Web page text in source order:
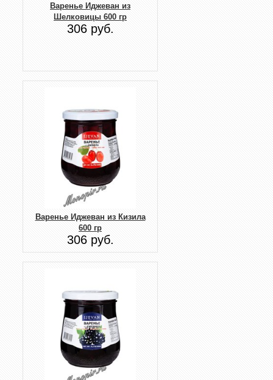
Варенье Иджеван из
Шелковицы 600 гр
306 руб.
Варенье Иджеван из Кизила
600 гр
306 руб.